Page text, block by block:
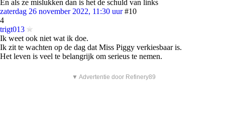
En als ze mislukken dan is het de schuld van links
zaterdag 26 november 2022, 11:30 uur #10
4
trigt013
Ik weet ook niet wat ik doe.
Ik zit te wachten op de dag dat Miss Piggy verkiesbaar is.
Het leven is veel te belangrijk om serieus te nemen.
▼ Advertentie door Refinery89